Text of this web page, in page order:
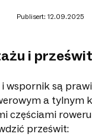
Publisert: 12.09.2025
i prześwit
wspornik są
a tylnym
częściami
prześwit: